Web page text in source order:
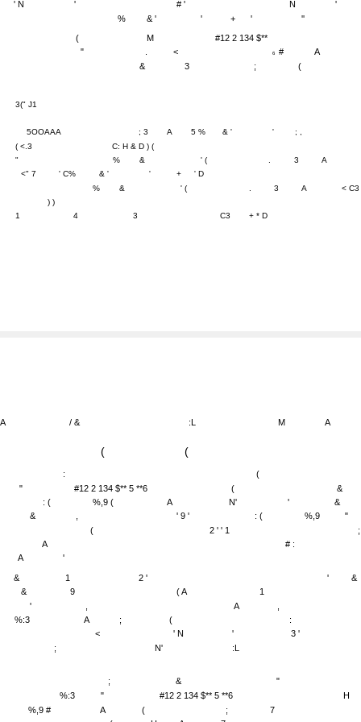
' N ' # ' N
'
%
& ' ' + ' ''
( M
#12 2 134 $**
"
< 6 #
A
&
3 ; (
3(" J1
5OOAAA ; 3 A 5 % & ' '
; ,
( <.3
C: H & D ) (
"
% & ' ( . 3
A
<" 7
' C% & ' ' +
' D
%
& ' ( 3 A
< C3
) )
1
4 3 C3 + * D
A / & :L M A
( (
:
(
"
#12 2 134 $** 5 **6 (
&
: (
%,9 ( A N' '
&
&
' 9 ' : ( %,9
"
(
2 ' ' 1
;
A
# :
A
'
& 1 2 ' '
&
&
9 ( A
1
'
A
%:3
A ; (
:
<
' N '
3 '
;
N' :L
; &
"
%:3
" #12 2 134 $** 5 **6
H
%,9 #
A ( ;
7